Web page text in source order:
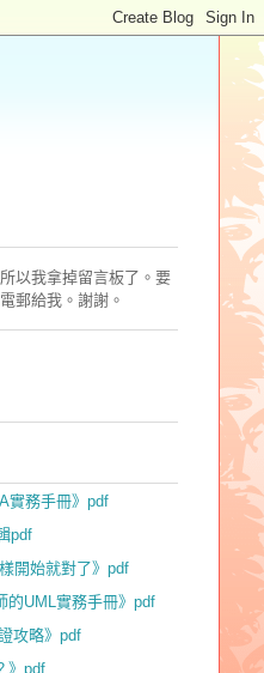
以我拿掉留言板了。要
郵給我。謝謝。
實務手冊》pdf
pdf
開始就對了》pdf
的UML實務手冊》pdf
攻略》pdf
》pdf